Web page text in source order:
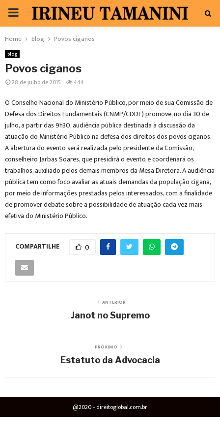
PRIMARY
MENU
Home blog Povos ciganos
blog
Povos ciganos
28 de julho de 2015 444
O Conselho Nacional do Ministério Público, por meio de sua Comissão de
Defesa dos Direitos Fundamentais (CNMP/CDDF) promove, no dia 30 de
julho, a partir das 9h30, audiência pública destinada à discussão da
atuação do Ministério Público na defesa dos direitos dos povos ciganos.
A abertura do evento será realizada pelo presidente da Comissão,
conselheiro Jarbas Soares, que presidirá o evento e coordenará os
trabalhos, auxiliado pelos demais membros da Mesa Diretora. A audiência
pública tem como foco avaliar as atuais demandas da população cigana,
por meio de informações prestadas pelos interessados, com a finalidade
de promover debate sobre a possibilidade de atuação cada vez mais
efetiva do Ministério Público.
COMPARTILHE 0
ANTERIOR
Janot no Supremo
PRÓXIMO
Estatuto da Advocacia
@2020 - direitoglobal.com.br